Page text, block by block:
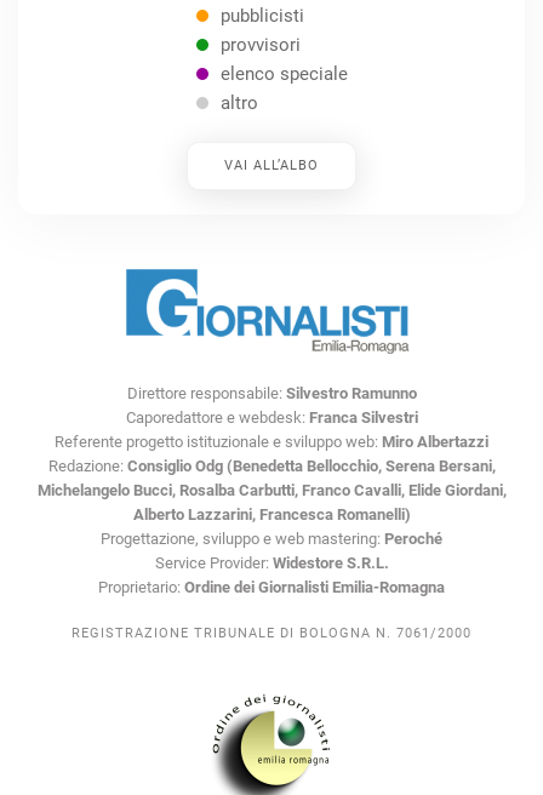
pubblicisti
provvisori
elenco speciale
altro
VAI ALL’ALBO
Direttore responsabile: Silvestro Ramunno
Caporedattore e webdesk: Franca Silvestri
Referente progetto istituzionale e sviluppo web: Miro Albertazzi
Redazione: Consiglio Odg (Benedetta Bellocchio, Serena Bersani,
Michelangelo Bucci, Rosalba Carbutti, Franco Cavalli, Elide Giordani,
Alberto Lazzarini, Francesca Romanelli)
Progettazione, sviluppo e web mastering: Peroché
Service Provider: Widestore S.R.L.
Proprietario: Ordine dei Giornalisti Emilia-Romagna
REGISTRAZIONE TRIBUNALE DI BOLOGNA N. 7061/2000